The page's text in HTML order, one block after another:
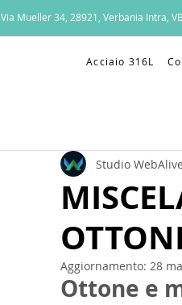
Via Mueller 34, 28921, Verbania Intra, VB
Acciaio 316L
Studio WebAlive
Aggiornamento: 28
Ottone e